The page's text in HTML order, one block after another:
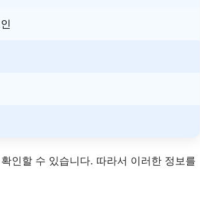
인할 수 있습니다. 따라서 이러한 정보를